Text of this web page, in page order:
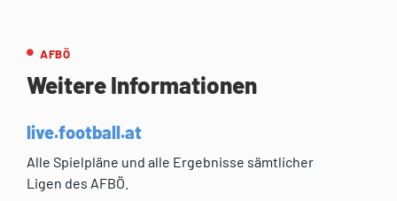
AFBÖ
Weitere Informationen
live.football.at
Alle Spielpläne und alle Ergebnisse sämtlicher
Ligen des AFBÖ.